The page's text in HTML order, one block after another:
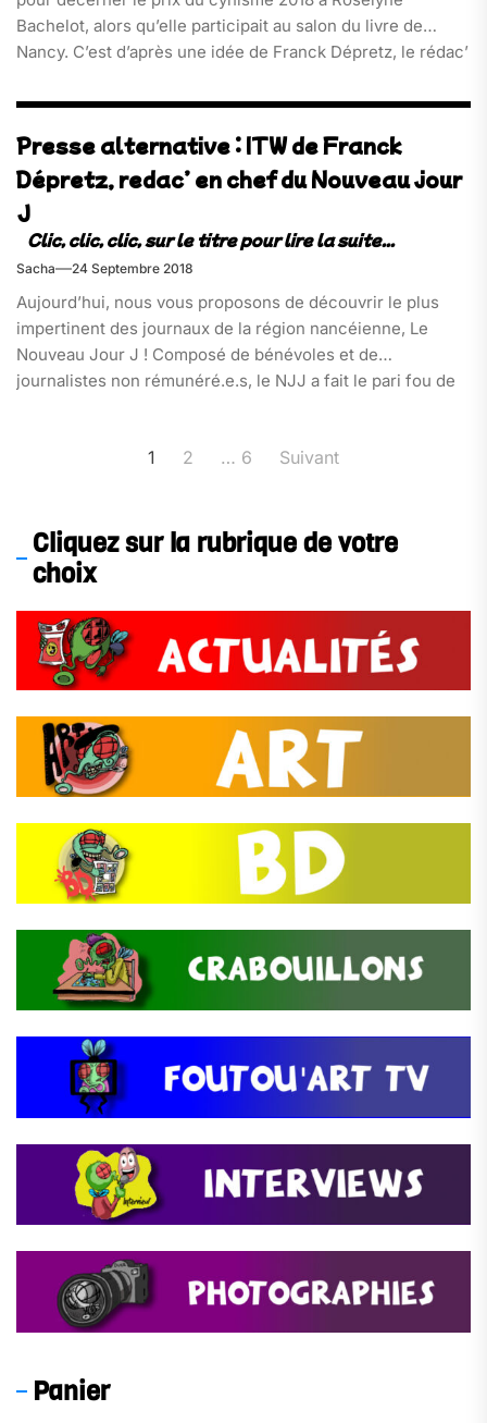
Bachelot, alors qu’elle participait au salon du livre de
Nancy. C’est d’après une idée de Franck Dépretz, le rédac’
très vite déchiré) à l’ancienne Sinistre de la Santé du
nancéiens : la suppression, due à sa gestion, de 400
postes au CHU de Nancy..
Presse alternative : ITW de Franck
Dépretz, redac’ en chef du Nouveau jour
J
Sacha 24 Septembre 2018
Aujourd’hui, nous vous proposons de découvrir le plus
impertinent des journaux de la région nancéienne, Le
Nouveau Jour J ! Composé de bénévoles et de
journalistes non rémunéré.e.s, le NJJ a fait le pari fou de
100% indépendant, il est[…]
Pagination
1 2 … 6 Suivant
Cliquez sur la rubrique de votre
choix
Panier